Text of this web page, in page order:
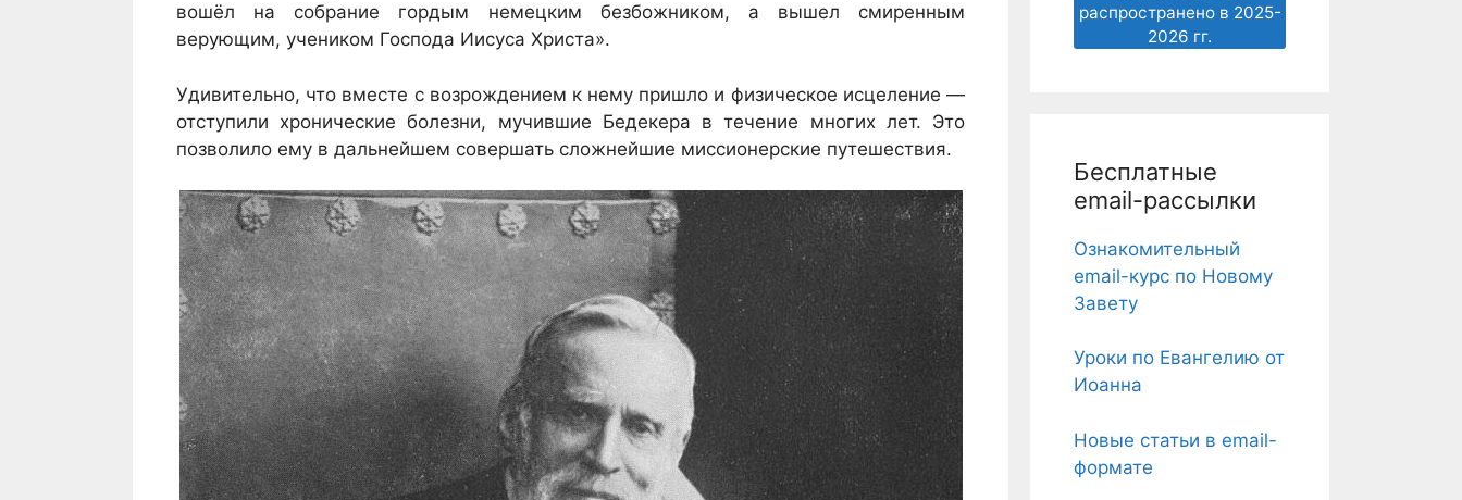
вошёл на собрание гордым немецким безбожником, а вышел смиренным
верующим, учеником Господа Иисуса Христа».
Удивительно, что вместе с возрождением к нему пришло и физическое исцеление —
отступили хронические болезни, мучившие Бедекера в течение многих лет. Это
позволило ему в дальнейшем совершать сложнейшие миссионерские путешествия.
распространено в 2025-
2026 гг.
Бесплатные
email-рассылки
Ознакомительный
email-курс по Новому
Завету
Уроки по Евангелию от
Иоанна
Новые статьи в email-
формате